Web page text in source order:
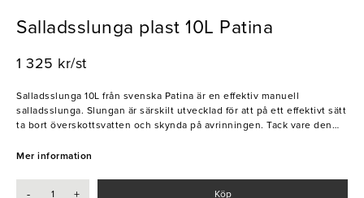
Salladsslunga plast 10L Patina
1 325 kr/st
Salladsslunga 10L från svenska Patina är en effektiv manuell
salladsslunga. Slungan är särskilt utvecklad för att på ett effektivt sätt
ta bort överskottsvatten och skynda på avrinningen. Tack vare den
har sedan 2002 försett restaurangbranschen med kvalitativa redskap
Mer information
- + Köp